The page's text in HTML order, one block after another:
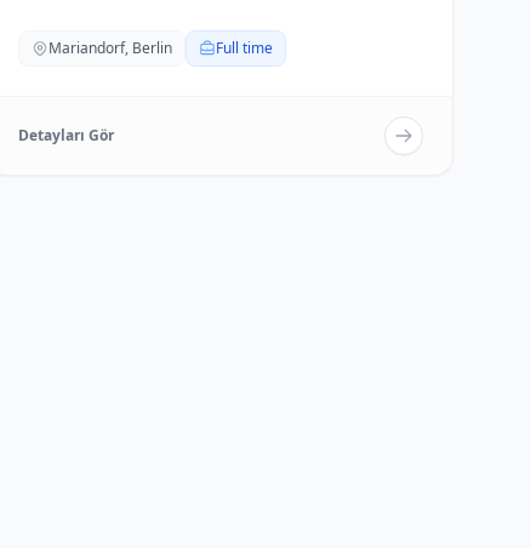
Mariandorf, Berlin Full time
Detayları Gör